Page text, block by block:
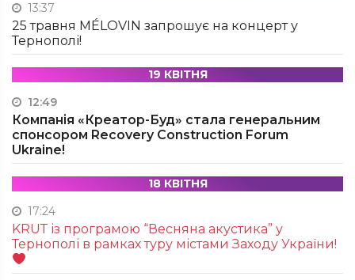
13:37
25 травня MÉLOVIN запрошує на концерт у
Тернополі!
19 КВІТНЯ
12:49
Компанія «Креатор-Буд» стала генеральним
спонсором Recovery Construction Forum
Ukraine!
18 КВІТНЯ
17:24
KRUТ із програмою “Весняна акустика” у
Тернополі в рамках туру містами Заходу України!